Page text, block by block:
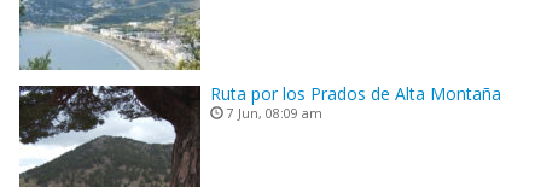
Ruta por los Prados de Alta Montaña
7 Jun, 08:09 am